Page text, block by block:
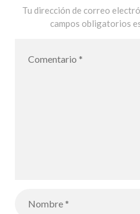
Tu dirección de correo
campos obligatorios